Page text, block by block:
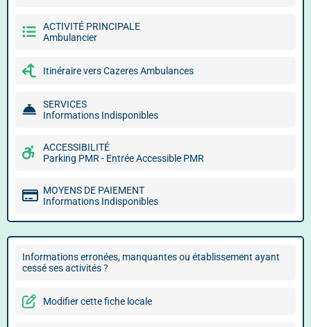
ACTIVITÉ PRINCIPALE
Ambulancier
Itinéraire vers Cazeres Ambulances
SERVICES
Informations Indisponibles
ACCESSIBILITÉ
Parking PMR - Entrée Accessible PMR
MOYENS DE PAIEMENT
Informations Indisponibles
Informations erronées, manquantes ou établissement ayant
cessé ses activités ?
Modifier cette fiche locale